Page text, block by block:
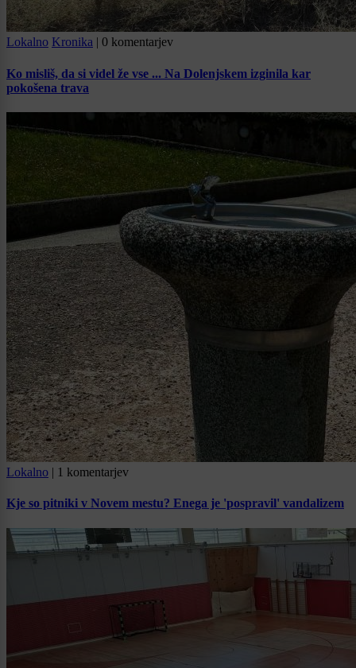
Lokalno Kronika 0 komentarjev
Ko misliš, da si videl že vse ... Na Dolenjskem izginila kar
pokošena trava
Lokalno | 1 komentarjev
Kje so pitniki v Novem mestu? Enega je 'pospravil' vandalizem